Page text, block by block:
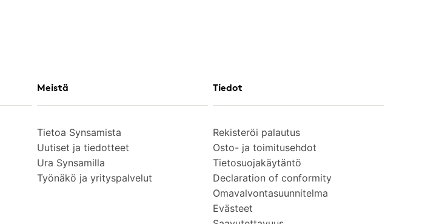
Meistä
Tietoa Synsamista
Uutiset ja tiedotteet
Ura Synsamilla
Työnäkö ja yrityspalvelut
Tiedot
Rekisteröi palautus
Osto- ja toimitusehdot
Tietosuojakäytäntö
Declaration of conformity
Omavalvontasuunnitelma
Evästeet